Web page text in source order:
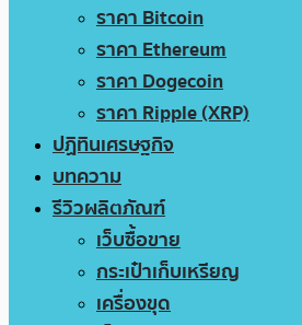
ราคา Bitcoin
ราคา Ethereum
ราคา Dogecoin
ราคา Ripple (XRP)
ปฏิทินเศรษฐกิจ
บทความ
รีวิวผลิตภัณฑ์
เว็บซื้อขาย
กระเป๋าเก็บเหรียญ
เครื่องขุด